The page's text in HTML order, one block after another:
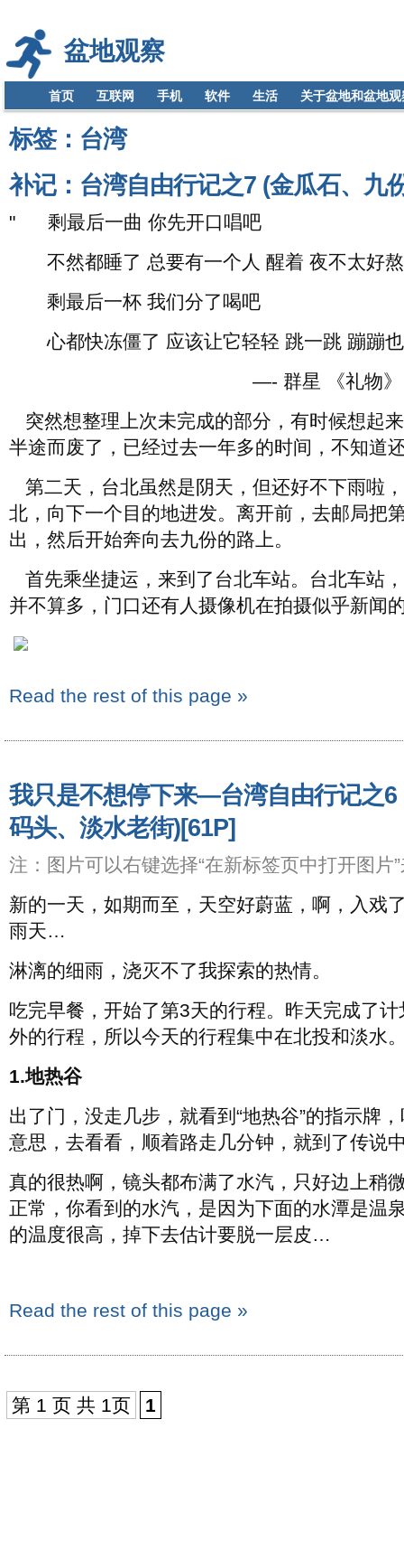
盆地观察
首页 互联网 手机 软件 生活 关于盆地和盆地观
标签：台湾
补记：台湾自由行记之7 (金瓜石、九
" 剩最后一曲 你先开口唱吧
不然都睡了 总要有一个人 醒着 夜不太好熬
剩最后一杯 我们分了喝吧
心都快冻僵了 应该让它轻轻 跳一跳 蹦蹦
—- 群星 《礼物》
突然想整理上次未完成的部分，有时候想起
半途而废了，已经过去一年多的时间，不知道
第二天，台北虽然是阴天，但还好不下雨啦
北，向下一个目的地进发。离开前，去邮局把
出，然后开始奔向去九份的路上。
首先乘坐捷运，来到了台北车站。台北车站
并不算多，门口还有人摄像机在拍摄似乎新闻
Read the rest of this page »
我只是不想停下来—台湾自由行记之6
码头、淡水老街)[61P]
注：图片可以右键选择“在新标签页中打开图片
新的一天，如期而至，天空好蔚蓝，啊，入戏
雨天…
淋漓的细雨，浇灭不了我探索的热情。
吃完早餐，开始了第3天的行程。昨天完成了
外的行程，所以今天的行程集中在北投和淡水
1.地热谷
出了门，没走几步，就看到“地热谷”的指示牌
意思，去看看，顺着路走几分钟，就到了传说
真的很热啊，镜头都布满了水汽，只好边上稍
正常，你看到的水汽，是因为下面的水潭是温
的温度很高，掉下去估计要脱一层皮…
Read the rest of this page »
第 1 页 共 1页 1